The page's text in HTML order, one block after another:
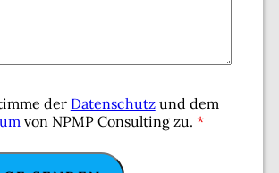
der Datenschutzund dem
von NPMP Consulting zu. *